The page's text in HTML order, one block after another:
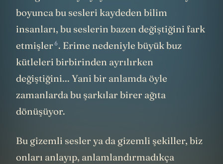
boyunca bu sesleri kaydeden bilim
insanları, bu seslerin bazen değiştiğini fark
etmişler6. Erime nedeniyle büyük buz
kütleleri birbirinden ayrılırken
değiştiğini... Yani bir anlamda öyle
zamanlarda bu şarkılar birer ağıta
dönüşüyor.
Bu gizemli sesler ya da gizemli şekiller, biz
onları anlayıp, anlamlandırmadıkça